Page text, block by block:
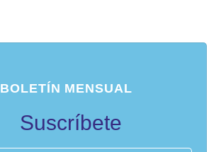
BOLETÍN MENSUAL
Suscríbete